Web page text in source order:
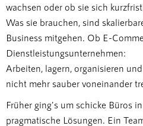
wachsen oder ob sie sich
Was sie brauchen, sind
Business mitgehen. Ob E-
Dienstleistungsunternehmen:
Arbeiten, lagern, organisieren
nicht mehr sauber voneinander
Früher ging's um schicke Büros
pragmatische Lösungen. Ein